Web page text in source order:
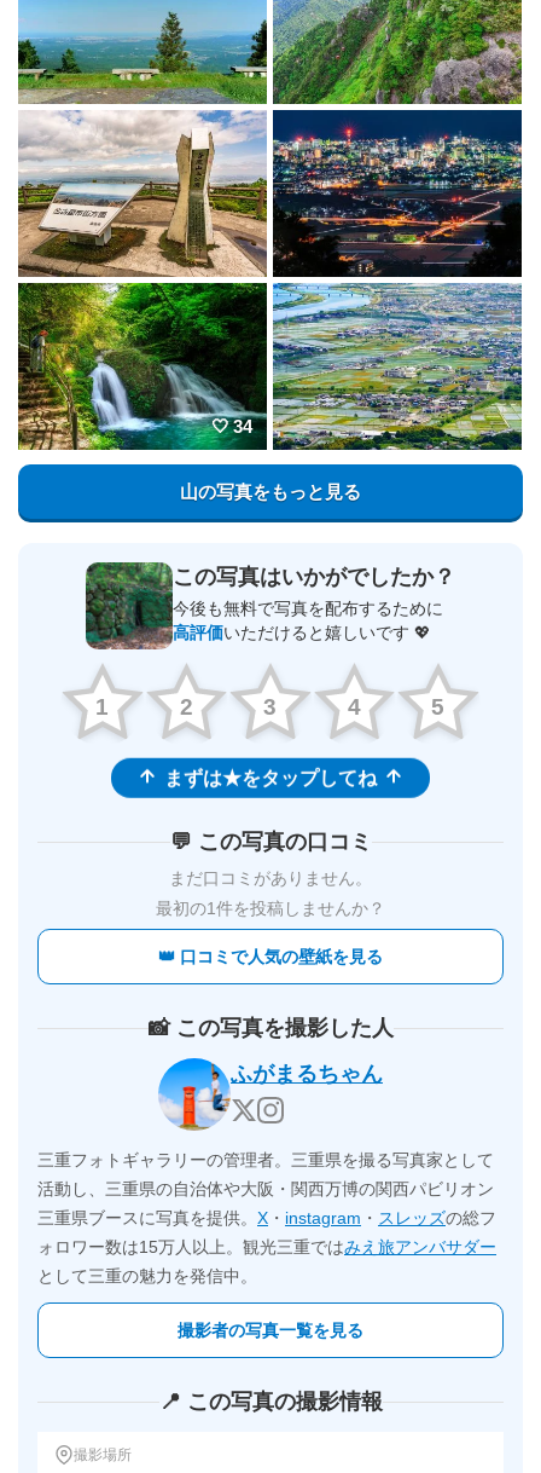
34
山の写真をもっと見る
この写真はいかがでしたか？
今後も無料で写真を配布するために
高評価いただけると嬉しいです 💖
1 2 3 4 5
まずは★をタップしてね
💬 この写真の口コミ
まだ口コミがありません。
最初の1件を投稿しませんか？
👑 口コミで人気の壁紙を見る
📸 この写真を撮影した人
ふがまるちゃん
三重フォトギャラリーの管理者。三重県を撮る写真家として
活動し、三重県の自治体や大阪・関西万博の関西パビリオン
三重県ブースに写真を提供。 X ・ instagram ・ スレッズの総フ
ォロワー数は15万人以上。観光三重ではみえ旅アンバサダー
として三重の魅力を発信中。
撮影者の写真一覧を見る
📍 この写真の撮影情報
撮影場所